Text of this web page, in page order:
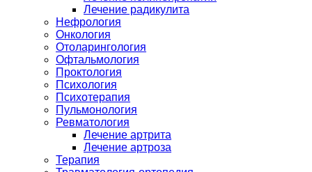
Лечение радикулита
Нефрология
Онкология
Отоларингология
Офтальмология
Проктология
Психология
Психотерапия
Пульмонология
Ревматология
Лечение артрита
Лечение артроза
Терапия